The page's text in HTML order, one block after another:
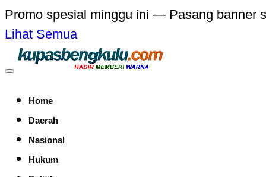
Promo spesial minggu ini — Pasang banner
Lihat Semua
Home
Daerah
Nasional
Hukum